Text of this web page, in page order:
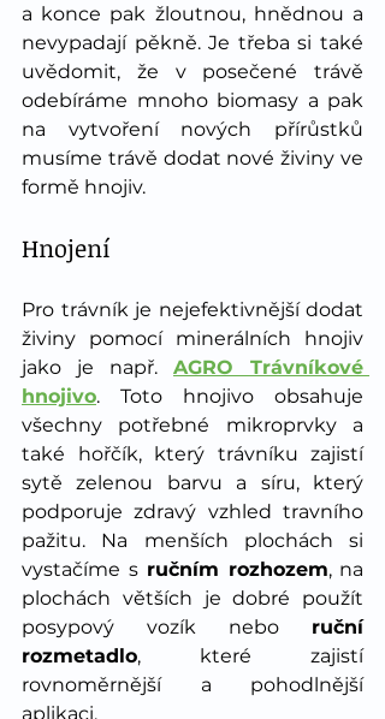
a konce pak žloutnou, hnědnou a
nevypadají pěkně. Je třeba si také
uvědomit, že v posečené trávě
odebíráme mnoho biomasy a pak
na vytvoření nových přírůstků
musíme trávě dodat nové živiny ve
formě hnojiv.
Hnojení
Pro trávník je nejefektivnější dodat
živiny pomocí minerálních hnojiv
jako je např. AGRO Trávníkové
hnojivo. Toto hnojivo obsahuje
všechny potřebné mikroprvky a
také hořčík, který trávníku zajistí
sytě zelenou barvu a síru, který
podporuje zdravý vzhled travního
pažitu. Na menších plochách si
vystačíme s ručním rozhozem, na
plochách větších je dobré použít
posypový vozík nebo ruční
rozmetadlo, které zajistí
rovnoměrnější a pohodlnější
aplikaci.